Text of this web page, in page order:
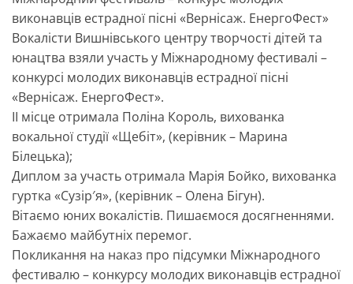
виконавців естрадної пісні «Вернісаж. ЕнергоФест»
Вокалісти Вишнівського центру творчості дітей та
юнацтва взяли участь у Міжнародному фестивалі –
конкурсі молодих виконавців естрадної пісні
«Вернісаж. ЕнергоФест».
ІІ місце отримала Поліна Король, вихованка
вокальної студії «Щебіт», (керівник – Марина
Білецька);
Диплом за участь отримала Марія Бойко, вихованка
гуртка «Сузір′я», (керівник – Олена Бігун).
Вітаємо юних вокалістів. Пишаємося досягненнями.
Бажаємо майбутніх перемог.
Покликання на наказ про підсумки Міжнародного
фестивалю – конкурсу молодих виконавців естрадної